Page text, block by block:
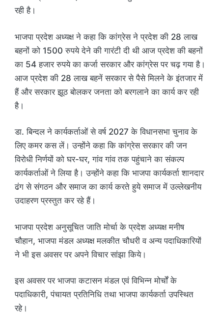
रही है।
भाजपा प्रदेश अध्यक्ष ने कहा कि कांग्रेस ने प्रदेश की 28 लाख
बहनों को 1500 रुपये देने की गारंटी दी थी आज प्रदेश की बहनों
का 54 हजार रुपये का कर्जा सरकार और कांग्रेस पर चढ़ गया है।
आज प्रदेश की 28 लाख बहनें सरकार से पैसे मिलने के इंतजार में
हैं और सरकार झूठ बोलकर जनता को बरगलाने का कार्य कर रही
है।
डा. बिन्दल ने कार्यकर्ताओं से वर्ष 2027 के विधानसभा चुनाव के
लिए कमर कस लें। उन्होंने कहा कि कांग्रेस सरकार की जन
विरोधी निर्णयों को घर-घर, गांव गांव तक पहुंचाने का संकल्प
कार्यकर्ताओं ने लिया है। उन्होंने कहा कि भाजपा कार्यकर्ता शानदार
ढंग से संगठन और समाज का कार्य करते हुये समाज में उल्लेखनीय
उदाहरण प्रस्तुत कर रहे हैं।
भाजपा प्रदेश अनुसूचित जाति मोर्चा के प्रदेश अध्यक्ष मनीष
चौहान, भाजपा मंडल अध्यक्ष मलकीत चौधरी व अन्य पदाधिकारियों
ने भी इस अवसर पर अपने विचार सांझा किये।
इस अवसर पर भाजपा कटासन मंडल एवं विभिन्न मोर्चों के
पदाधिकारी, पंचायत प्रतिनिधि तथा भाजपा कार्यकर्ता उपस्थित
रहे।